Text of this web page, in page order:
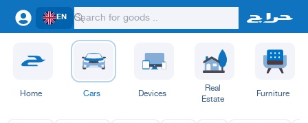
EN
Home Cars Devices
Real
Estate
Furniture